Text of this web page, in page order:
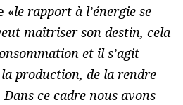
«le rapport à l’énergie se
maîtriser son destin, cela
et il s’agit
production, de la rendre
ce cadre nous avons